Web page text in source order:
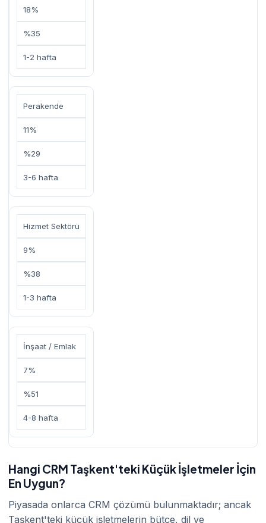
18%
%35
1-2 hafta
Perakende
11%
%29
3-6 hafta
Hizmet Sektörü
9%
%38
1-3 hafta
İnşaat / Emlak
7%
%51
4-8 hafta
Hangi CRM Taşkent'teki Küçük İşletmeler İçin
En Uygun?
Piyasada onlarca CRM çözümü bulunmaktadır; ancak
Taşkent'teki küçük işletmelerin bütçe, dil ve